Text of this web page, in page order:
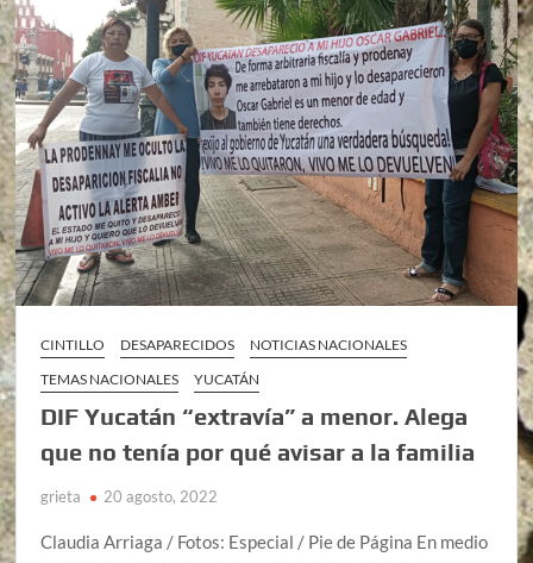
CINTILLO DESAPARECIDOS
NOTICIAS NACIONALES
TEMAS NACIONALES
YUCATÁN
DIF Yucatán “extravía” a menor. Alega
que no tenía por qué avisar a la familia
grieta 20 agosto, 2022
Claudia Arriaga / Fotos: Especial / Pie de Página En medio